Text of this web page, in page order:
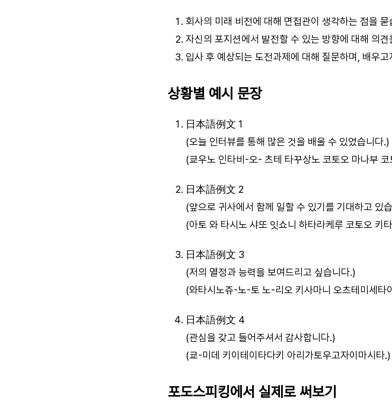
회사의 미래 비전에 대해 면접관이 생각하는 점을 묻
자신의 포지션에서 발전할 수 있는 방향에 대해 의견
입사 후 예상되는 도전과제에 대해 질문하며, 배우
상황별 예시 문장
日本語例文 1
(오늘 인터뷰를 통해 많은 것을 배울 수 있었습니다.)
(쿄우노 인타비-오- 츠테 타꾸상노 코토오 마나부
日本語例文 2
(앞으로 귀사에서 함께 일할 수 있기를 기대하고 있
(아토 와 타시노 샤또 잇쇼니 하타라케루 코토오 키
日本語例文 3
(저의 열정과 능력을 보여드리고 싶습니다.)
(와타시노쥬-노-토 노-리오 키사마니 오츠테미세타
日本語例文 4
(관심을 갖고 들어주셔서 감사합니다.)
(쿄-미데 키이테이타다키 아리가토우고자이마시타.)
포도스피킹에서 실제로 써보기